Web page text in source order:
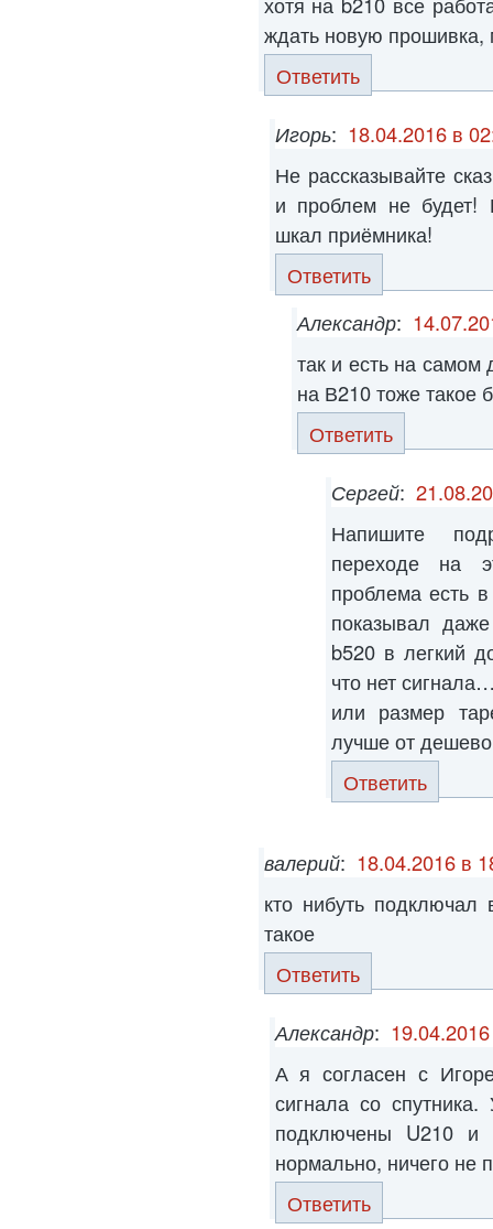
ждать новую прошивка,
Ответить
Игорь: 18.04.2016 в
Не рассказывайте
и проблем не будет!
шкал приёмника!
Ответить
Александр:
так и есть на самом
на В210 тоже такое
Ответить
Сергей:
Напишите
переходе на
проблема есть
показывал
b520 в легкий
что нет
или размер
лучше от
Ответить
валерий: 18.04.2016 в
кто нибуть
такое
Ответить
Александр:
А я согласен с
сигнала со
подключены U210 и
нормально, ничего не
Ответить